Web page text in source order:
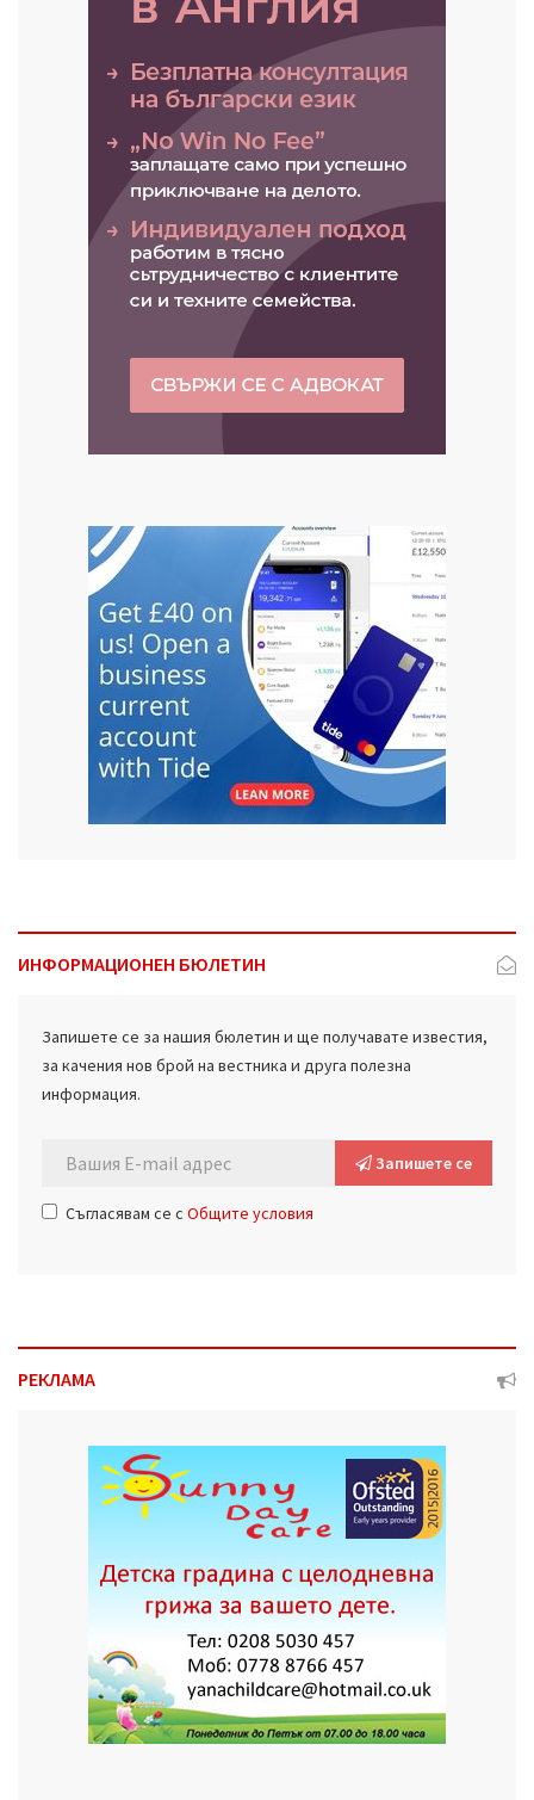
ИНФОРМАЦИОНЕН БЮЛЕТИН
Запишете се за нашия бюлетин и ще получавате известия,
за качения нов брой на вестника и друга полезна
информация.
Запишете се
Съгласявам се с Общите условия
РЕКЛАМА